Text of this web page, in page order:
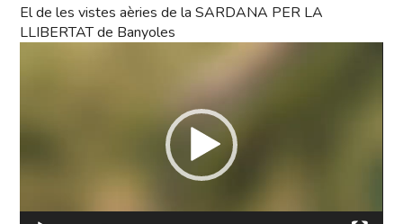
El de les vistes aèries de la SARDANA PER LA
LLIBERTAT de Banyoles